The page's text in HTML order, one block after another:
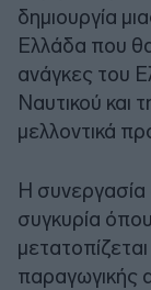
δημιουργία
Ελλάδα που
ανάγκες του
Ναυτικού και
μελλοντικά
Η συνεργασία
συγκυρία
παραγωγικής